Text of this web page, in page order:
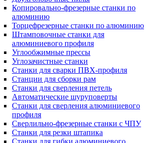
Копировально-фрезерные станки по
алюминию
Торцефрезерные станки по алюминию
Штамповочные станки для
алюминиевого профиля
Углообжимные прессы
Углозачистные станки
Станки для сварки ПВХ-профиля
Станции для сборки рам
Станки для сверления петель
Автоматические шуруповерты
Станки для сверления алюминиевого
профиля
Сверлильно-фрезерные станки с ЧПУ
Станки для резки штапика
Станки для гибки алюминиевого